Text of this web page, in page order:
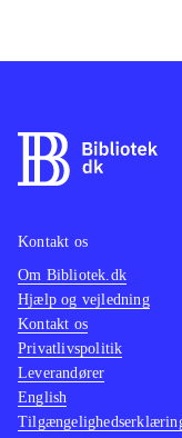
Kontakt os
Om Bibliotek.dk
Hjælp og vejledning
Kontakt os
Privatlivspolitik
Leverandører
English